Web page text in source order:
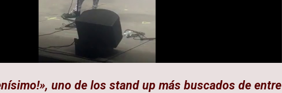
uno de los stand up más buscados de entre